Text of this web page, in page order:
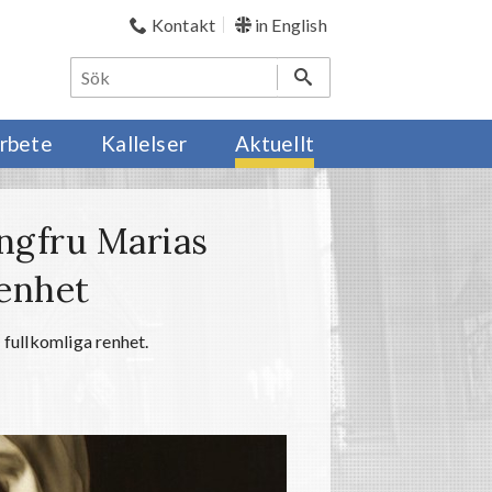
Kontakt in English
Kallelser Aktuellt
Marias
fullkomliga renhet.